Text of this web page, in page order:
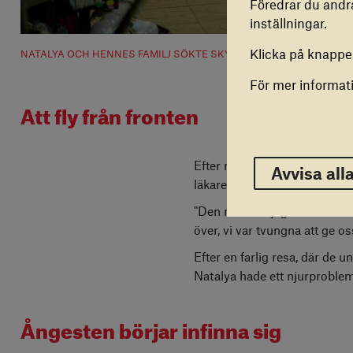
NATALYA OCH HENNES FAMILJ SÖKTE SKYDD I SIN KÄLLARE I
Att fly från fronten
Efter några veckor får
läkare", säger hon.
"Den medicin jag hade
över, vi var tvungna att ge
Efter en farlig resa, där de
Natalya hade ett
Ångesten börjar infinna sig
Vi
dig
Föredrar du
inställningar.
Klicka på
För mer
Avvisa